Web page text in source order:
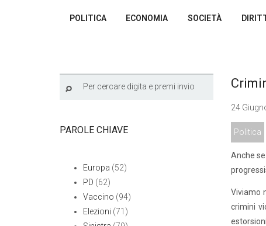
POLITICA ECONOMIA SOCIETÀ
24
Politica
Anche
Viviamo
crimini
PAROLE CHIAVE
Europa (52)
PD (62)
Vaccino (94)
Elezioni (71)